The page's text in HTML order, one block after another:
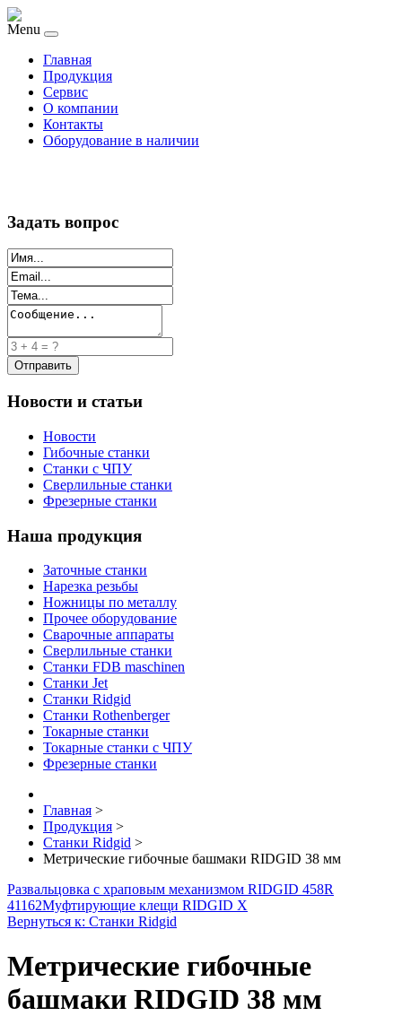
Menu
Главная
Продукция
Сервис
О компании
Контакты
Оборудование в наличии
Задать вопрос
Новости и статьи
Новости
Гибочные станки
Станки с ЧПУ
Сверлильные станки
Фрезерные станки
Наша продукция
Заточные станки
Нарезка резьбы
Ножницы по металлу
Прочее оборудование
Сварочные аппараты
Сверлильные станки
Станки FDB maschinen
Станки Jet
Станки Ridgid
Станки Rothenberger
Токарные станки
Токарные станки с ЧПУ
Фрезерные станки
Главная >
Продукция >
Станки Ridgid >
Метрические гибочные башмаки RIDGID 38 мм
Развальцовка с храповым механизмом RIDGID 458R
41162Муфтирующие клещи RIDGID X
Вернуться к: Станки Ridgid
Метрические гибочные
башмаки RIDGID 38 мм